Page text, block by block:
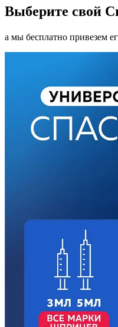
Выберите свой
а мы бесплатно привезем